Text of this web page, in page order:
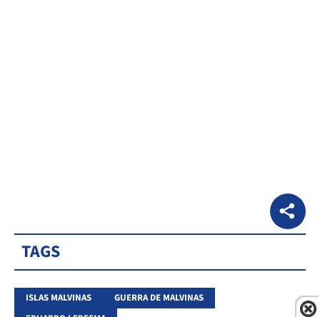
TAGS
ISLAS MALVINAS
GUERRA DE MALVINAS